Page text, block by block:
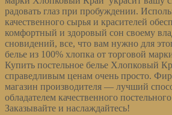
радовать глаз при пробуждении.
качественного сырья и красителей
комфортный и здоровый сон своему
сновидений, все, что вам нужно для
белье из 100% хлопка от торговой
Купить постельное белье Хлопковый
справедливым ценам очень просто.
магазин производителя — лучший
обладателем качественного
Заказывайте и наслаждайтесь!